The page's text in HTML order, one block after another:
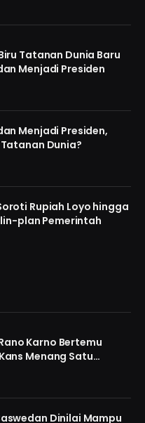
Tatanan Dunia Baru
Menjadi Presiden
Menjadi Presiden,
Dunia?
Rupiah Loyo hingga
plan Pemerintah
Karno Bertemu
Menang Satu
Dinilai Mampu